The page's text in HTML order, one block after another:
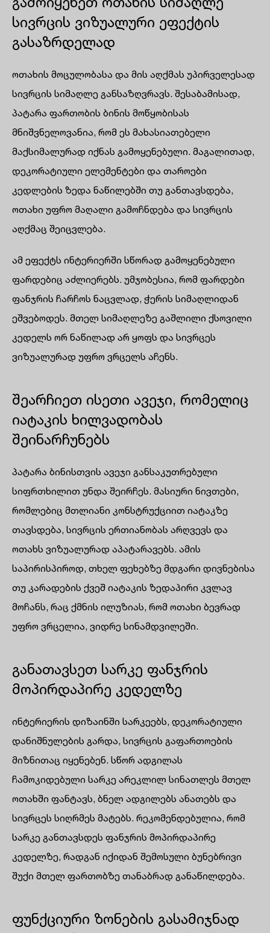
გამოიყენეთ ოთახის სიმაღლე
სივრცის ვიზუალური ეფექტის
გასაზრდელად
ოთახის მოცულობასა და მის აღქმას უპირველესად
სივრცის სიმაღლე განსაზღვრავს. შესაბამისად,
პატარა ფართობის ბინის მოწყობისას
მნიშვნელოვანია, რომ ეს მახასიათებელი
მაქსიმალურად იქნას გამოყენებული. მაგალითად,
დეკორატიული ელემენტები და თაროები
კედლების ზედა ნაწილებში თუ განთავსდება,
ოთახი უფრო მაღალი გამოჩნდება და სივრცის
აღქმაც შეიცვლება.
ამ ეფექტს ინტერიერში სწორად გამოყენებული
ფარდებიც აძლიერებს. უმჯობესია, რომ ფარდები
ფანჯრის ჩარჩოს ნაცვლად, ჭერის სიმაღლიდან
ეშვებოდეს. მთელ სიმაღლეზე გაშლილი ქსოვილი
კედელს ორ ნაწილად არ ყოფს და სივრცეს
ვიზუალურად უფრო ვრცელს აჩენს.
შეარჩიეთ ისეთი ავეჯი, რომელიც
იატაკის ხილვადობას
შეინარჩუნებს
პატარა ბინისთვის ავეჯი განსაკუთრებული
სიფრთხილით უნდა შეირჩეს. მასიური ნივთები,
რომლებიც მთლიანი კონსტრუქციით იატაკზე
თავსდება, სივრცის ერთიანობას არღვევს და
ოთახს ვიზუალურად აპატარავებს. ამის
საპირისპიროდ, თხელ ფეხებზე მდგარი დივნებისა
თუ კარადების ქვეშ იატაკის ზედაპირი კვლავ
მოჩანს, რაც ქმნის ილუზიას, რომ ოთახი ბევრად
უფრო ვრცელია, ვიდრე სინამდვილეში.
განათავსეთ სარკე ფანჯრის
მოპირდაპირე კედელზე
ინტერიერის დიზაინში სარკეებს, დეკორატიული
დანიშნულების გარდა, სივრცის გაფართოების
მიზნითაც იყენებენ. სწორ ადგილას
ჩამოკიდებული სარკე არეკლილ სინათლეს მთელ
ოთახში ფანტავს, ბნელ ადგილებს ანათებს და
სივრცეს სიღრმეს მატებს. რეკომენდებულია, რომ
სარკე განთავსდეს ფანჯრის მოპირდაპირე
კედელზე, რადგან იქიდან შემოსული ბუნებრივი
შუქი მთელ ფართობზე თანაბრად განაწილდება.
ფუნქციური ზონების გასამიჯნად